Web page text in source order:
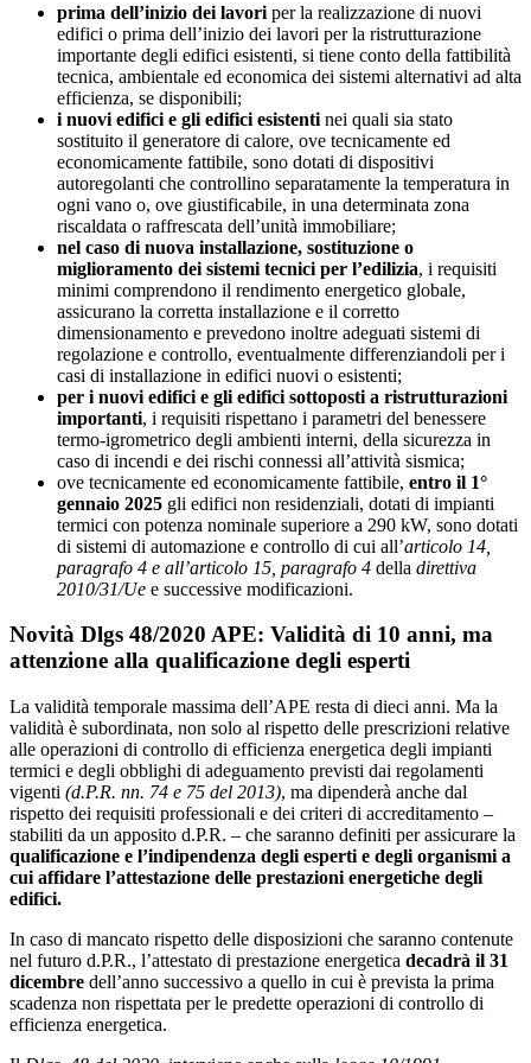
prima dell’inizio dei lavori per la realizzazione di nuovi
edifici o prima dell’inizio dei lavori per la ristrutturazione
importante degli edifici esistenti, si tiene conto della fattibilità
tecnica, ambientale ed economica dei sistemi alternativi ad alta
efficienza, se disponibili;
i nuovi edifici e gli edifici esistenti nei quali sia stato
sostituito il generatore di calore, ove tecnicamente ed
economicamente fattibile, sono dotati di dispositivi
autoregolanti che controllino separatamente la temperatura in
ogni vano o, ove giustificabile, in una determinata zona
riscaldata o raffrescata dell’unità immobiliare;
nel caso di nuova installazione, sostituzione o
miglioramento dei sistemi tecnici per l’edilizia, i requisiti
minimi comprendono il rendimento energetico globale,
assicurano la corretta installazione e il corretto
dimensionamento e prevedono inoltre adeguati sistemi di
regolazione e controllo, eventualmente differenziandoli per i
casi di installazione in edifici nuovi o esistenti;
per i nuovi edifici e gli edifici sottoposti a ristrutturazioni
importanti, i requisiti rispettano i parametri del benessere
termo-igrometrico degli ambienti interni, della sicurezza in
caso di incendi e dei rischi connessi all’attività sismica;
ove tecnicamente ed economicamente fattibile, entro il 1°
gennaio 2025 gli edifici non residenziali, dotati di impianti
termici con potenza nominale superiore a 290 kW, sono dotati
di sistemi di automazione e controllo di cui all’articolo 14,
paragrafo 4 e all’articolo 15, paragrafo 4 della direttiva
2010/31/Ue e successive modificazioni.
Novità Dlgs 48/2020 APE: Validità di 10 anni, ma
attenzione alla qualificazione degli esperti
La validità temporale massima dell’APE resta di dieci anni. Ma la
validità è subordinata, non solo al rispetto delle prescrizioni relative
alle operazioni di controllo di efficienza energetica degli impianti
termici e degli obblighi di adeguamento previsti dai regolamenti
vigenti (d.P.R. nn. 74 e 75 del 2013), ma dipenderà anche dal
rispetto dei requisiti professionali e dei criteri di accreditamento –
stabiliti da un apposito d.P.R. – che saranno definiti per assicurare la
qualificazione e l’indipendenza degli esperti e degli organismi a
cui affidare l’attestazione delle prestazioni energetiche degli
edifici.
In caso di mancato rispetto delle disposizioni che saranno contenute
nel futuro d.P.R., l’attestato di prestazione energetica decadrà il 31
dicembre dell’anno successivo a quello in cui è prevista la prima
scadenza non rispettata per le predette operazioni di controllo di
efficienza energetica.